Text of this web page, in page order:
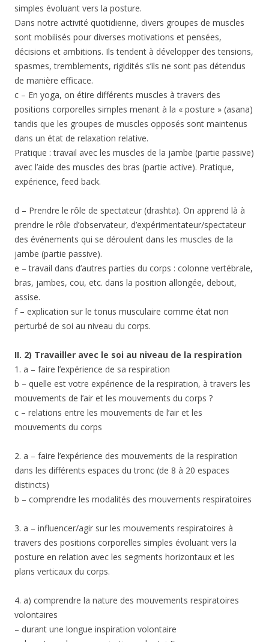
simples évoluant vers la posture.
Dans notre activité quotidienne, divers groupes de muscles
sont mobilisés pour diverses motivations et pensées,
décisions et ambitions. Ils tendent à développer des tensions,
spasmes, tremblements, rigidités s’ils ne sont pas détendus
de manière efficace.
c – En yoga, on étire différents muscles à travers des
positions corporelles simples menant à la « posture » (asana)
tandis que les groupes de muscles opposés sont maintenus
dans un état de relaxation relative.
Pratique : travail avec les muscles de la jambe (partie passive)
avec l’aide des muscles des bras (partie active). Pratique,
expérience, feed back.
d – Prendre le rôle de spectateur (drashta). On apprend là à
prendre le rôle d’observateur, d’expérimentateur/spectateur
des événements qui se déroulent dans les muscles de la
jambe (partie passive).
e – travail dans d’autres parties du corps : colonne vertébrale,
bras, jambes, cou, etc. dans la position allongée, debout,
assise.
f – explication sur le tonus musculaire comme état non
perturbé de soi au niveau du corps.
II. 2) Travailler avec le soi au niveau de la respiration
1. a – faire l’expérience de sa respiration
b – quelle est votre expérience de la respiration, à travers les
mouvements de l’air et les mouvements du corps ?
c – relations entre les mouvements de l’air et les
mouvements du corps
2. a – faire l’expérience des mouvements de la respiration
dans les différents espaces du tronc (de 8 à 20 espaces
distincts)
b – comprendre les modalités des mouvements respiratoires
3. a – influencer/agir sur les mouvements respiratoires à
travers des positions corporelles simples évoluant vers la
posture en relation avec les segments horizontaux et les
plans verticaux du corps.
4. a) comprendre la nature des mouvements respiratoires
volontaires
– durant une longue inspiration volontaire